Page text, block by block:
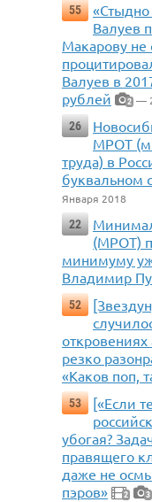
55
Валуев
Макарову не
Валуев в
рублей
2 —
26
МРОТ
труда) в
буквальном
Января 2018
22
(МРОТ)
минимуму
Владимир
52
откровениях
резко
«Каков поп,
53
[«Если
убогая?
правящего
даже не
пэров»
2 3